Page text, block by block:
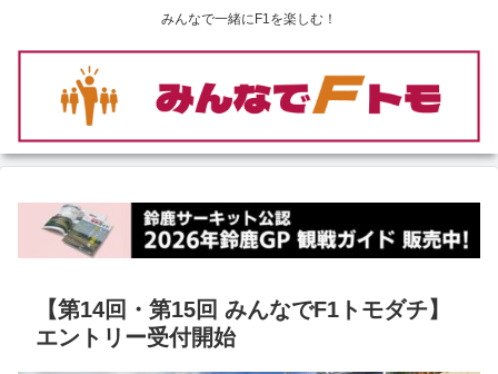
みんなで一緒にF1を楽しむ！
【第14回・第15回 みんなでF1トモダチ】
エントリー受付開始